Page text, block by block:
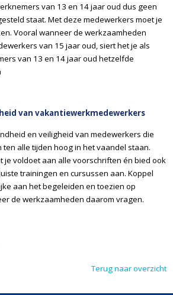
van 13 en 14 jaar oud dus geen
staat. Met deze medewerkers moet je
Vooral wanneer de werkzaamheden
van 15 jaar oud, siert het je als
van 13 en 14 jaar oud hetzelfde
van vakantiewerkmedewerkers
en veiligheid van medewerkers die
alle tijden hoog in het vaandel staan.
je voldoet aan alle voorschriften én bied ook
trainingen en cursussen aan. Koppel
aan het begeleiden en toezien op
de werkzaamheden daarom vragen.
Terug naar overzicht